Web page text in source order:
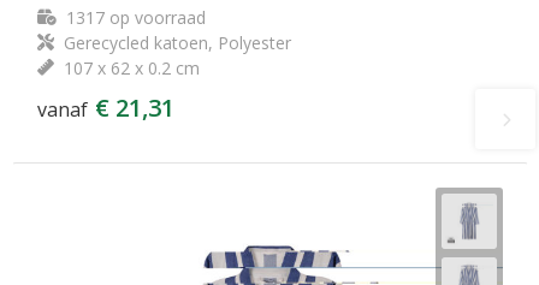
1317op voorraad
Gerecycled katoen, Polyester
107 x 62 x 0.2 cm
vanaf € 21,31